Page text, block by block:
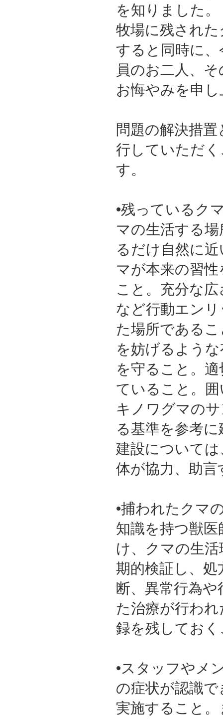
を知りました。
牧場に残され
すると同時に
員のお二人、
お悔やみを申
問題の解決措
行していただ
す。
•残っているク
マの生活する
るだけ自然に
マが本来の習
こと。充分な
など行動エン
た場所である
を妨げるよう
を守ること。
ていること。
キノワグマの
る基準を参考
建設について
体が協力、助
•捕われたクマ
知識を持つ獣
け、クマの生
期的検証し、処
断、異常行為
た治療が行わ
録を残してお
•スタッフやメ
の症状が認識
実施すること